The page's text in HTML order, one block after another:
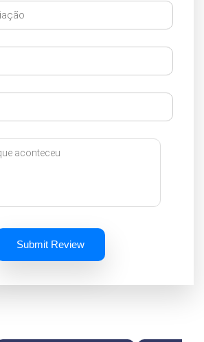
Submit Review